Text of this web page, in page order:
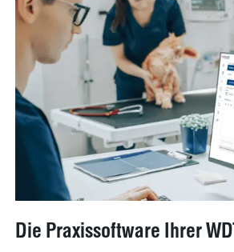
anzeigen
Die Praxissoftware Ihrer WDT